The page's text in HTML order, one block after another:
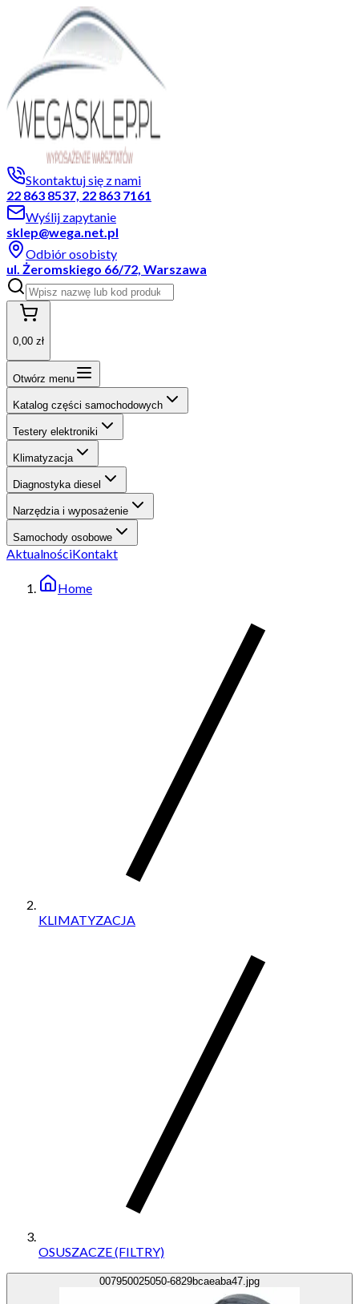
Skontaktuj się z nami
22 863 8537, 22 863 7161
Wyślij zapytanie
sklep@wega.net.pl
Odbiór osobisty
ul. Żeromskiego 66/72, Warszawa
0,00 zł
Otwórz menu
Katalog części samochodowych
Testery elektroniki
Klimatyzacja
Diagnostyka diesel
Narzędzia i wyposażenie
Samochody osobowe
AktualnościKontakt
Home
KLIMATYZACJA
OSUSZACZE (FILTRY)
007950025050-6829bcaeaba47.jpg